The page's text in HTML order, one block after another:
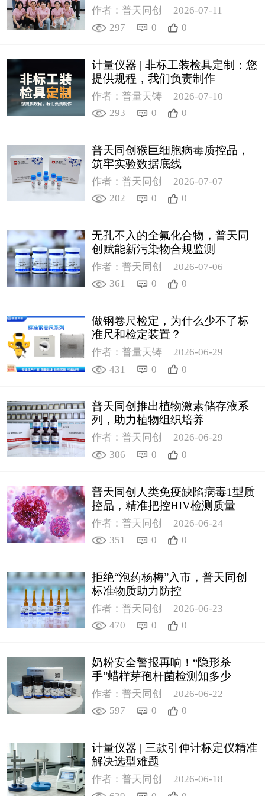
作者：普天同创
2026-07-11
297
0 0
计量仪器 | 非标工装检具定制：您
提供规程，我们负责制作
作者：普量天铸
2026-07-10
293
0 0
普天同创猴巨细胞病毒质控品，
筑牢实验数据底线
作者：普天同创
2026-07-07
202
0 0
无孔不入的全氟化合物，普天同
创赋能新污染物合规监测
作者：普天同创
2026-07-06
361
0 0
做钢卷尺检定，为什么少不了标
准尺和检定装置？
作者：普量天铸
2026-06-29
431
0 0
普天同创推出植物激素储存液系
列，助力植物组织培养
作者：普天同创
2026-06-29
306
0 0
普天同创人类免疫缺陷病毒1型质
控品，精准把控HIV检测质量
作者：普天同创
2026-06-24
351
0 0
拒绝“泡药杨梅”入市，普天同创
标准物质助力防控
作者：普天同创
2026-06-23
470
0 0
奶粉安全警报再响！“隐形杀
手”蜡样芽孢杆菌检测知多少
作者：普天同创
2026-06-22
597
0 0
计量仪器 | 三款引伸计标定仪精准
解决选型难题
作者：普天同创
2026-06-18